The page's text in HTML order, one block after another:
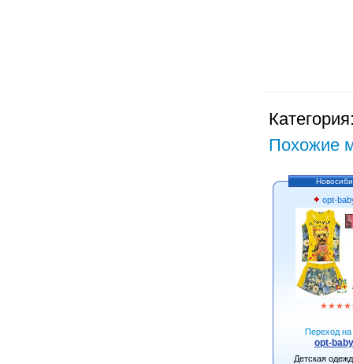
Похожие
opt-
★★★★
Переход на
opt-
Детская